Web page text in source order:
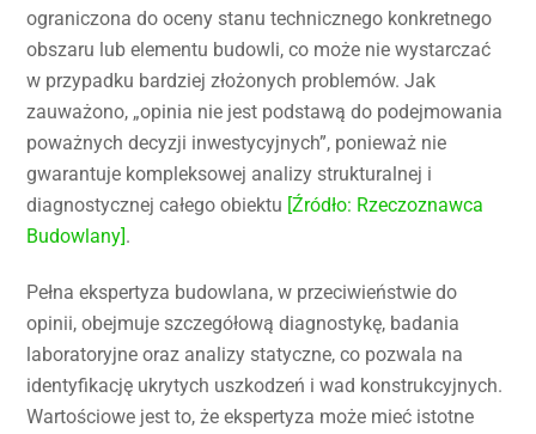
ograniczona do oceny stanu technicznego konkretnego
obszaru lub elementu budowli, co może nie wystarczać
w przypadku bardziej złożonych problemów. Jak
zauważono, „opinia nie jest podstawą do podejmowania
poważnych decyzji inwestycyjnych”, ponieważ nie
gwarantuje kompleksowej analizy strukturalnej i
diagnostycznej całego obiektu [Źródło: Rzeczoznawca
Budowlany].
Pełna ekspertyza budowlana, w przeciwieństwie do
opinii, obejmuje szczegółową diagnostykę, badania
laboratoryjne oraz analizy statyczne, co pozwala na
identyfikację ukrytych uszkodzeń i wad konstrukcyjnych.
Wartościowe jest to, że ekspertyza może mieć istotne